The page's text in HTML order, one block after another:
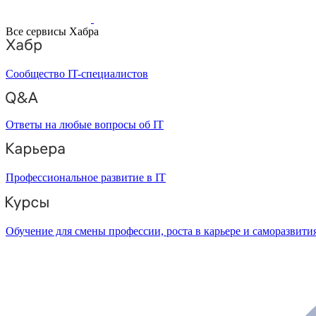
Все сервисы Хабра
Сообщество IT-специалистов
Ответы на любые вопросы об IT
Профессиональное развитие в IT
Обучение для смены профессии, роста в карьере и